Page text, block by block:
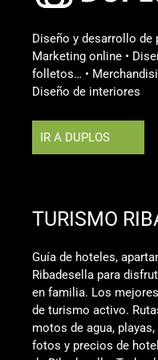
en la Nacional 625, a la
los datos facilitados por
Urgente (SAMU) el
Ribadesella vibra a
Desfile de los
Tras el multitudinario
Ribadesella las que
desfile de los
que busca rendir tributo
cada edición con el
confetis. La comitiva
Diseño y desarrollo de
Marketing online •
folletos… •
Diseño de interiores
IR A DUPLOS
TURISMO
Guía de hoteles,
Ribadesella para
en familia. Los
de turismo activo.
motos de agua,
fotos y precios de